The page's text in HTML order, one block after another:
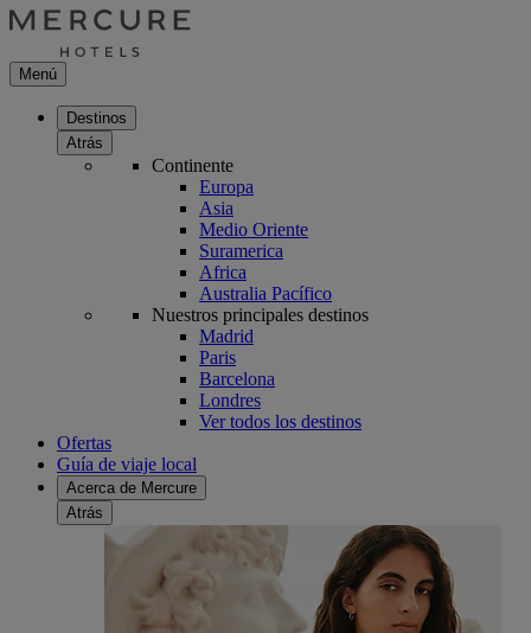
Menú
Destinos
Atrás
Continente
Europa
Asia
Medio Oriente
Suramerica
Africa
Australia Pacífico
Nuestros principales destinos
Madrid
Paris
Barcelona
Londres
Ver todos los destinos
Ofertas
Guía de viaje local
Acerca de Mercure
Atrás